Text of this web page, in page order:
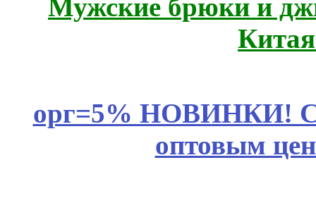
Мужские брюки и
орг=5% НОВИНКИ!
оптовым